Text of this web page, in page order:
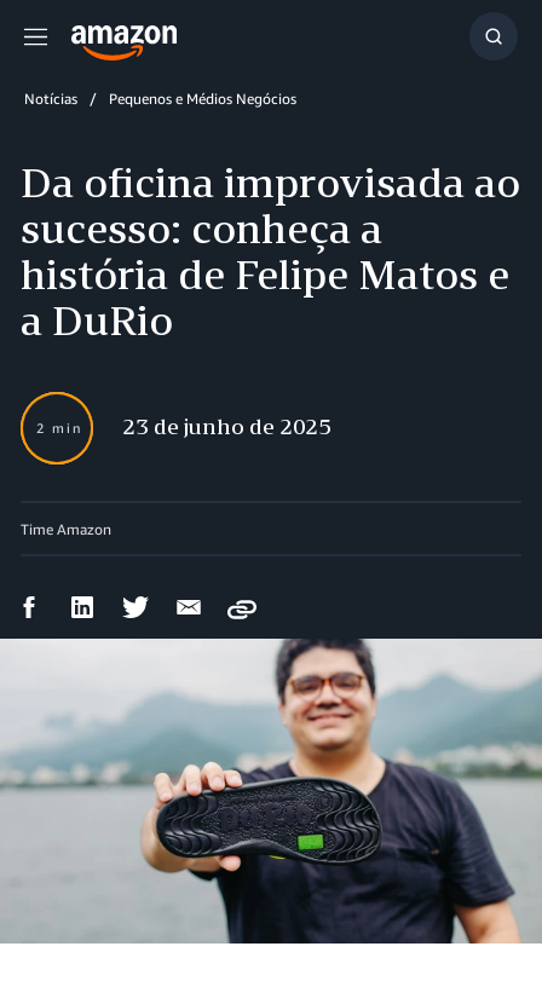
Menu
Notícias Pequenos e Médios Negócios
Da oficina improvisada ao
sucesso: conheça a
história de Felipe Matos e
a DuRio
2 min 23 de junho de 2025
Time Amazon
CompartilharCompartilharCompartilharCompartilhar
Copy